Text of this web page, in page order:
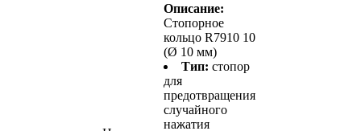
Описание:
Стопорное
кольцо R7910 10
(Ø 10 мм)
Тип: стопор
для
предотвращения
случайного
нажатия